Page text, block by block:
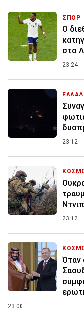
ΣΠΟΡ
Ο
στο
23:24
23:12
23:12
Όταν
23:00